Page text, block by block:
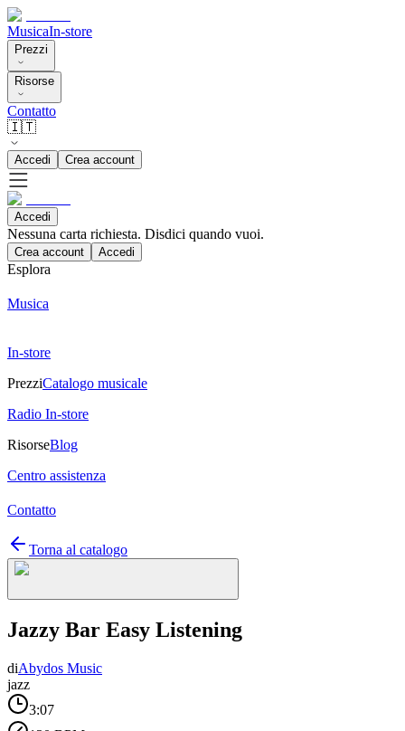
MusicaIn-store
Prezzi
Risorse
Contatto
🇮🇹
Accedi Crea account
Accedi
Nessuna carta richiesta. Disdici quando vuoi.
Crea account Accedi
Esplora
Musica
In-store
PrezziCatalogo musicale
Radio In-store
RisorseBlog
Centro assistenza
Contatto
Torna al catalogo
Jazzy Bar Easy Listening
diAbydos Music
jazz
3:07